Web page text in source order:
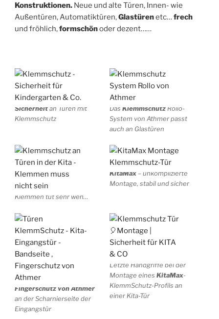
Konstruktionen. Neue und alte Türen, Innen- wie
Außentüren, Automatiktüren,Glastürenetc…frech
und fröhlich,formschönoder dezent……
Sicherheitan Türen mit
Klemmschutz
Das Klemmschutz Rollo-
System von Athmer passt
auch an Glastüren
Klemmen tut sehr weh…
KitaMax– unkomplizierte
Montage, stabil und sicher
Fingerschutz von Athmer
an der Scharnierseite der
Eingangstür
Letzte Handgriffe bei der
Montage eines KitaMax-
KlemmSchutz-Profils an
einer Kita-Tür